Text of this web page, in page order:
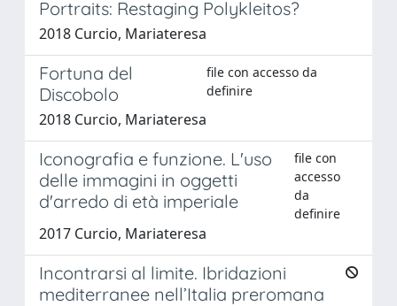
Portraits: Restaging Polykleitos?
2018 Curcio, Mariateresa
Fortuna del
Discobolo
file con accesso da
definire
2018 Curcio, Mariateresa
Iconografia e funzione. L'uso
delle immagini in oggetti
d'arredo di età imperiale
file con
accesso
da
definire
2017 Curcio, Mariateresa
Incontrarsi al limite. Ibridazioni
mediterranee nell’Italia preromana